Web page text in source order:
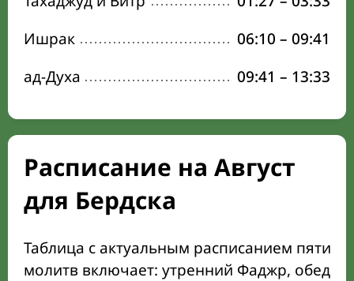
Ишрак
06:10 – 09:41
ад-Духа
09:41 – 13:33
Расписание на Август
для Бердска
Таблица с актуальным расписанием пяти
молитв включает: утренний Фаджр,